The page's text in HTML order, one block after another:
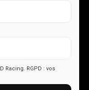
Racing. RGPD : vos